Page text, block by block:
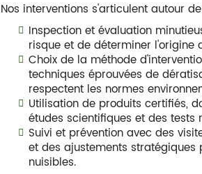
Nos interventions s'articulent autour
Inspection et évaluation
risque et de déterminer l'origine
Choix de la méthode
techniques éprouvées de
respectent les normes
Utilisation de produits certifiés,
études scientifiques et des tests
Suivi et prévention avec des
et des ajustements
nuisibles.